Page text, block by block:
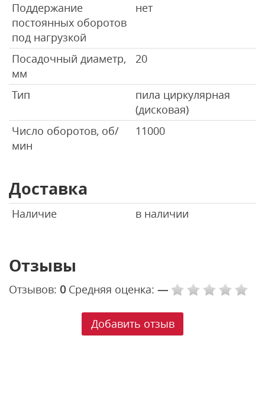
Поддержание
постоянных оборотов
под нагрузкой
нет
Посадочный диаметр,
мм
20
Тип
пила циркулярная
(дисковая)
Число оборотов, об/
мин
11000
Доставка
Наличие в наличии
Отзывы
Отзывов: 0 Средняя оценка: —
Добавить отзыв